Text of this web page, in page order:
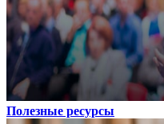
Полезные ресурсы